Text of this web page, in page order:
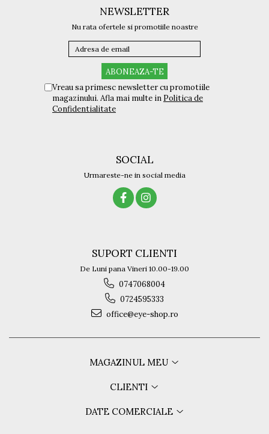
NEWSLETTER
Nu rata ofertele si promotiile noastre
Vreau sa primesc newsletter cu promotiile
magazinului. Afla mai multe in Politica de
Confidentialitate
SOCIAL
Urmareste-ne in social media
SUPORT CLIENTI
De Luni pana Vineri 10.00-19.00
0747068004
0724595333
office@eye-shop.ro
MAGAZINUL MEU
CLIENTI
DATE COMERCIALE